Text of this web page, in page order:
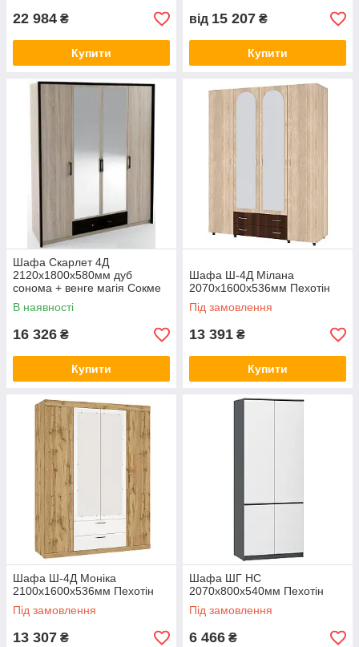
22 984 ₴
Купити
від 15 207 ₴
Купити
Шафа Скарлет 4Д
2120х1800х580мм дуб
сонома + венге магія Сокме
В наявності
16 326 ₴
Купити
Шафа Ш-4Д Мілана
2070х1600х536мм Пехотін
Під замовлення
13 391 ₴
Купити
Шафа Ш-4Д Моніка
2100х1600х536мм Пехотін
Під замовлення
13 307 ₴
Шафа ШГ НС
2070х800х540мм Пехотін
Під замовлення
6 466 ₴